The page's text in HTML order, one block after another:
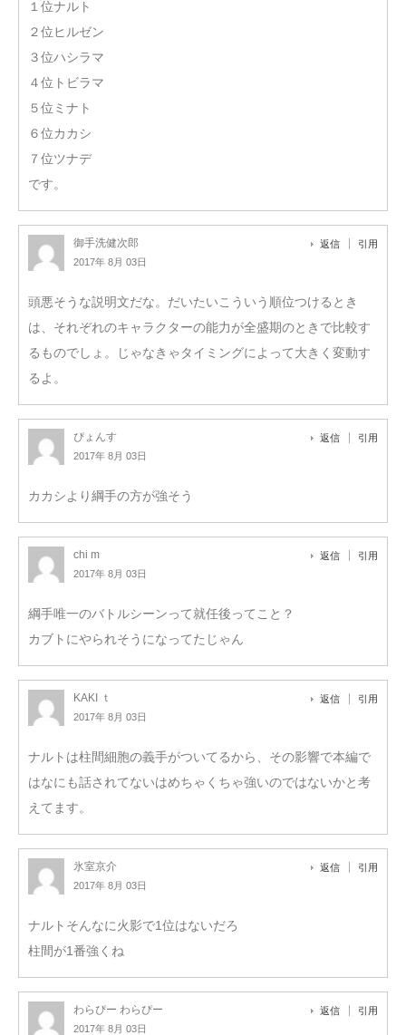
１位ナルト
２位ヒルゼン
３位ハシラマ
４位トビラマ
５位ミナト
６位カカシ
７位ツナデ
です。
御手洗健次郎
2017年 8月 03日
返信 引用
頭悪そうな説明文だな。だいたいこういう順位つけるとき
は、それぞれのキャラクターの能力が全盛期のときで比較す
るものでしょ。じゃなきゃタイミングによって大きく変動す
るよ。
ぴょんす
2017年 8月 03日
返信 引用
カカシより綱手の方が強そう
chi m
2017年 8月 03日
返信 引用
綱手唯一のバトルシーンって就任後ってこと？
カブトにやられそうになってたじゃん
KAKI ｔ
2017年 8月 03日
返信 引用
ナルトは柱間細胞の義手がついてるから、その影響で本編で
はなにも話されてないはめちゃくちゃ強いのではないかと考
えてます。
氷室京介
2017年 8月 03日
返信 引用
ナルトそんなに火影で1位はないだろ
柱間が1番強くね
わらぴー わらぴー
2017年 8月 03日
返信 引用